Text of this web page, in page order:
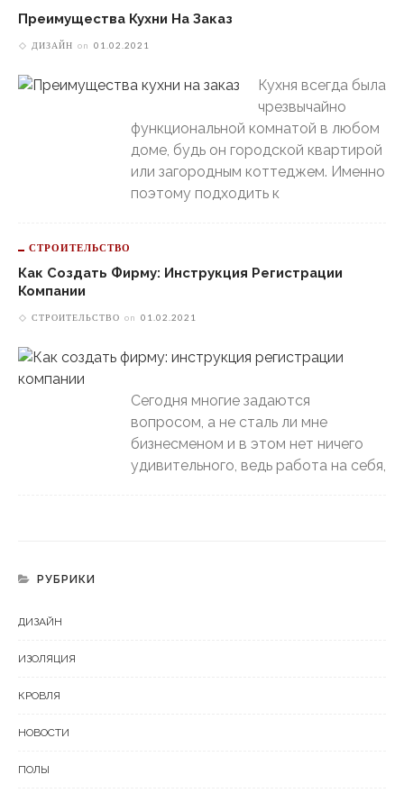
Преимущества Кухни На Заказ
ДИЗАЙН on 01.02.2021
Кухня всегда была
чрезвычайно
функциональной комнатой в любом
доме, будь он городской квартирой
или загородным коттеджем. Именно
поэтому подходить к
СТРОИТЕЛЬСТВО
Как Создать Фирму: Инструкция Регистрации
Компании
СТРОИТЕЛЬСТВО on 01.02.2021
Сегодня многие задаются
вопросом, а не сталь ли мне
бизнесменом и в этом нет ничего
удивительного, ведь работа на себя,
РУБРИКИ
ДИЗАЙН
ИЗОЛЯЦИЯ
КРОВЛЯ
НОВОСТИ
ПОЛЫ